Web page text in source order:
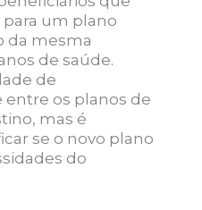
um plano
da mesma
de saúde.
de
os planos de
mas é
se o novo plano
do